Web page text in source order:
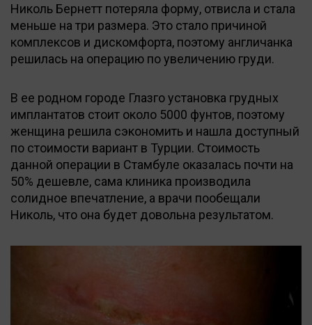
Николь Бернетт потеряла форму, отвисла и стала
меньше на три размера. Это стало причиной
комплексов и дискомфорта, поэтому англичанка
решилась на операцию по увеличению груди.
В ее родном городе Глазго установка грудных
имплантатов стоит около 5000 фунтов, поэтому
женщина решила сэкономить и нашла доступный
по стоимости вариант в Турции. Стоимость
данной операции в Стамбуле оказалась почти на
50% дешевле, сама клиника производила
солидное впечатление, а врачи пообещали
Николь, что она будет довольна результатом.